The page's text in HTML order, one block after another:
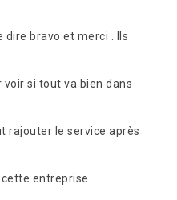
tout en fiabilisant
Maintenant celle-ci à
et nous somme
risques d'infiltrations. Nous